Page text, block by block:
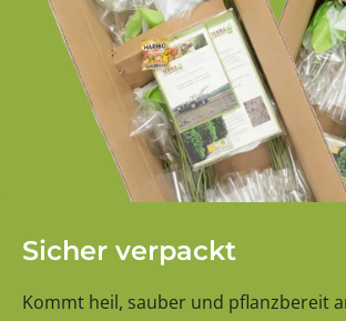
Sicher verpackt
Kommt heil, sauber und pflanzbereit